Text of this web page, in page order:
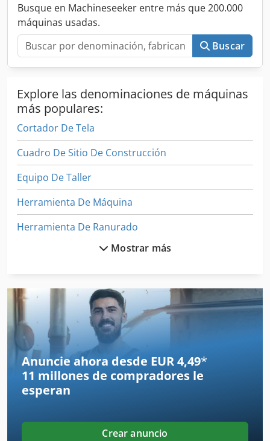
Busque en Machineseeker entre más que 200.000
máquinas usadas.
Buscar
Explore las denominaciones de máquinas
más populares:
Cortador De Tela
Cuadro De Sitio De Construcción
Equipo De Taller
Herramienta De Máquina
Herramienta De Ranurado
Herramientas De Ranurado
Prensa De Taller
Punto De
Punto De Alfombra
Tablón De
Taladro De Semilla
Taladros De La Torcedura
Mostrar más
Anuncie ahora desde EUR 4,49*
11 millones de compradores le
esperan
Crear anuncio